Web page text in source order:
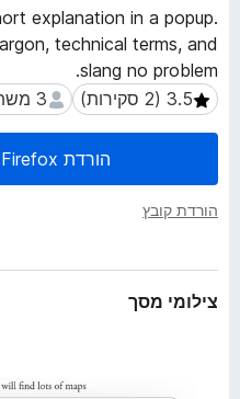
explanation in a popup.
technical terms, and
slang no problem.
3 משתמשים 3 משתמשים
הורדת Firefox וקבלת ההרחבה
הורדת קובץ
ע
ל
ש
ל
ה
ה
ח
ב
צילומי מסך